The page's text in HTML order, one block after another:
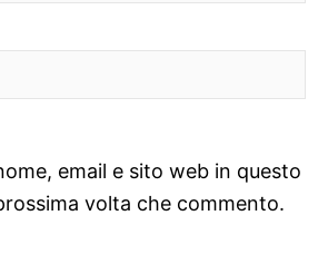
email e sito web in questo
volta che commento.